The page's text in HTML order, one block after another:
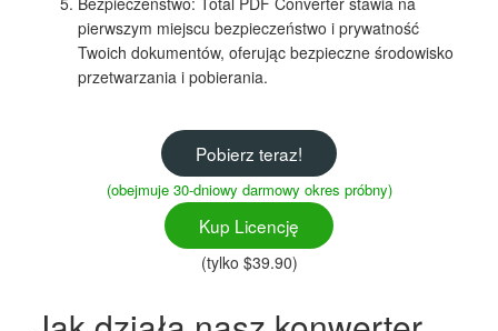
pierwszym miejscu bezpieczeństwo i prywatność
Twoich dokumentów, oferując bezpieczne środowisko
przetwarzania i pobierania.
Pobierz teraz!
(obejmuje 30-dniowy darmowy okres próbny)
Kup Licencję
(tylko $39.90)